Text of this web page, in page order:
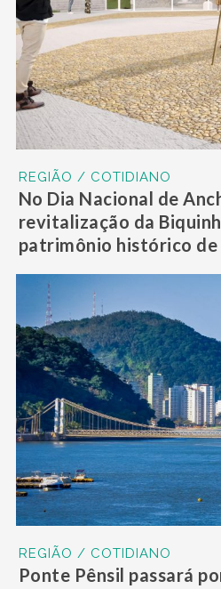
REGIÃO / COTIDIANO
No Dia Nacional de
revitalização da
patrimônio histórico de
REGIÃO / COTIDIANO
Ponte Pênsil passará